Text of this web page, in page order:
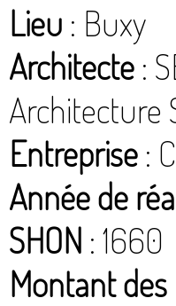
Lieu : Buxy
Architecte :
Architecture
Entreprise :
Année de
SHON : 1660
Montant